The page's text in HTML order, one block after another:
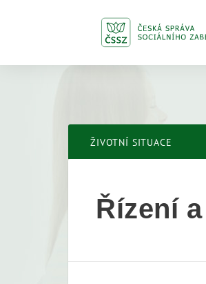
ŽIVOTNÍ SITUACE
Řízení